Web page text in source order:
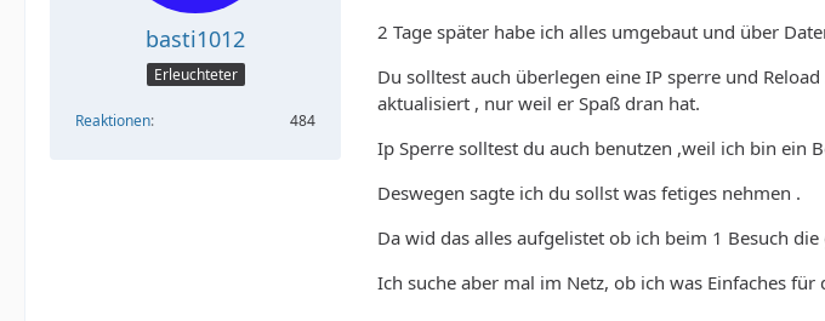
basti1012
Erleuchteter
Reaktionen 484
2 Tage später habe ich alles umgebaut und über
Du solltest auch überlegen eine IP sperre und
aktualisiert , nur weil er Spaß dran hat.
Ip Sperre solltest du auch benutzen ,weil ich bin ein
Deswegen sagte ich du sollst was fetiges nehmen .
Da wid das alles aufgelistet ob ich beim 1 Besuch
Ich suche aber mal im Netz, ob ich was Einfaches für